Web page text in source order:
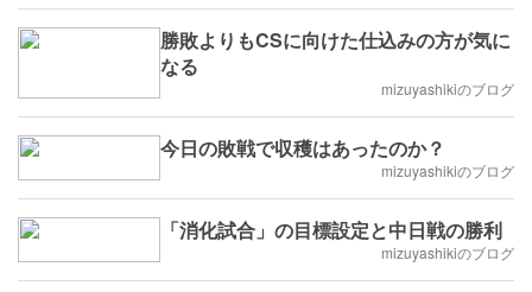
勝敗よりもCSに向けた仕込みの方が気に
なる
mizuyashikiのブログ
今日の敗戦で収穫はあったのか？
mizuyashikiのブログ
「消化試合」の目標設定と中日戦の勝利
mizuyashikiのブログ